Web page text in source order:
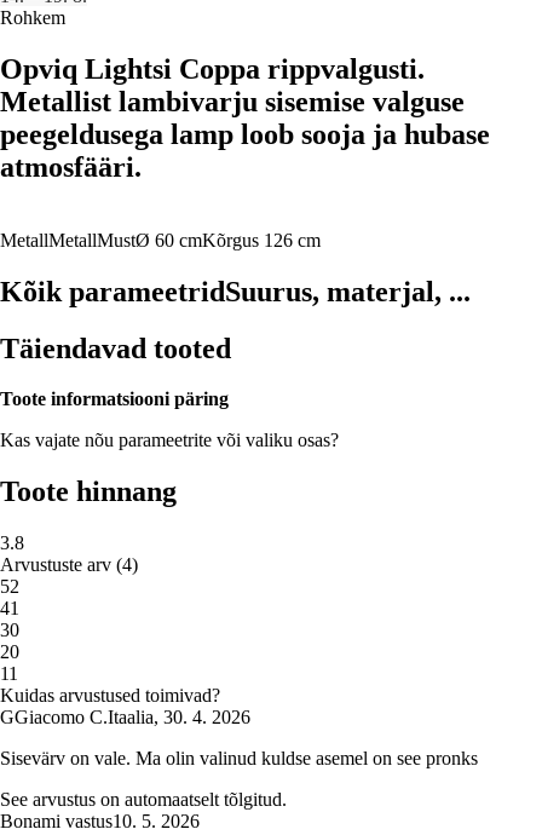
Rohkem
Opviq Lightsi Coppa rippvalgusti.
Metallist lambivarju sisemise valguse
peegeldusega lamp loob sooja ja hubase
atmosfääri.
MetallMetallMustØ 60 cmKõrgus 126 cm
Kõik parameetridSuurus, materjal, ...
Täiendavad tooted
Toote informatsiooni päring
Kas vajate nõu parameetrite või valiku osas?
Toote hinnang
3.8
Arvustuste arv (4)
52
41
30
20
11
Kuidas arvustused toimivad?
GGiacomo C.Itaalia, 30. 4. 2026
Sisevärv on vale. Ma olin valinud kuldse asemel on see pronks
See arvustus on automaatselt tõlgitud.
Bonami vastus10. 5. 2026